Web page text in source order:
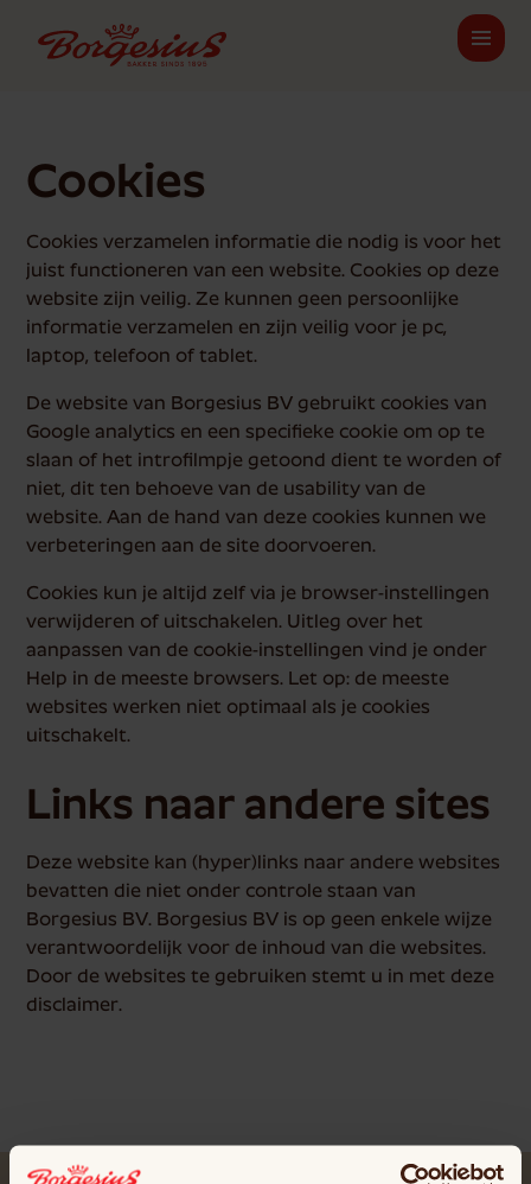
Cookies
Cookies verzamelen informatie die nodig is voor het
juist functioneren van een website. Cookies op deze
website zijn veilig. Ze kunnen geen persoonlijke
informatie verzamelen en zijn veilig voor je pc,
laptop, telefoon of tablet.
De website van Borgesius BV gebruikt cookies van
Google analytics en een specifieke cookie om op te
slaan of het introfilmpje getoond dient te worden of
niet, dit ten behoeve van de usability van de
website. Aan de hand van deze cookies kunnen we
verbeteringen aan de site doorvoeren.
Cookies kun je altijd zelf via je browser-instellingen
verwijderen of uitschakelen. Uitleg over het
aanpassen van de cookie-instellingen vind je onder
Help in de meeste browsers. Let op: de meeste
websites werken niet optimaal als je cookies
uitschakelt.
Links naar andere sites
Deze website kan (hyper)links naar andere websites
bevatten die niet onder controle staan van
Borgesius BV. Borgesius BV is op geen enkele wijze
verantwoordelijk voor de inhoud van die websites.
Door de websites te gebruiken stemt u in met deze
disclaimer.